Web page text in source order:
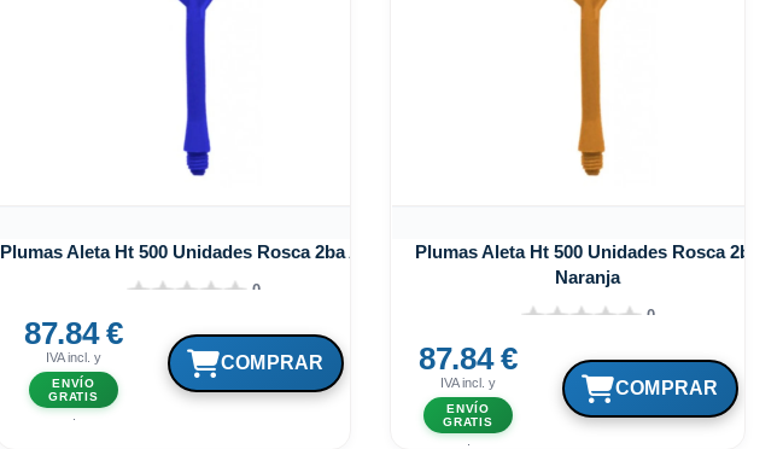
Plumas Aleta Ht 500 Unidades Rosca 2ba Azul
0
87.84 €
IVA incl. y
ENVÍO
GRATIS
.
Plumas Aleta Ht 500 Unidades Rosca 2ba
Naranja
0
87.84 €
IVA incl. y
ENVÍO
GRATIS
.